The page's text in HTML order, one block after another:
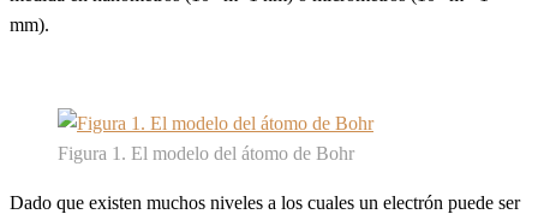
mm).
Figura 1. El modelo del átomo de Bohr
Dado que existen muchos niveles a los cuales un electrón puede ser